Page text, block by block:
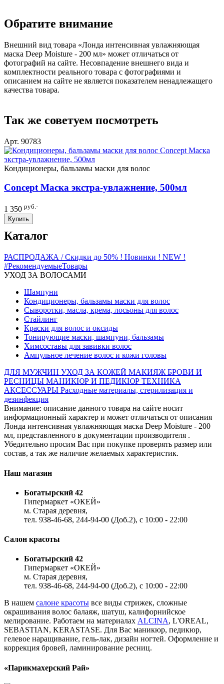
Обратите внимание
Внешний вид товара «Лонда интенсивная увлажняющая
маска Deep Moisture - 200 мл» может отличаться от
фотографий на сайте. Несовпадение внешнего вида и
комплектности реального товара с фотографиями и
описанием на сайте не является показателем ненадлежащего
качества товара.
Так же советуем посмотреть
Арт. 90783
Кондиционеры, бальзамы маски для волос
Concept Маска экстра-увлажнение, 500мл
1 350 руб.-
Купить
Каталог
РАСПРОДАЖА / Скидки до 50% ! Новинки ! NEW !
#РекомендуемыеТовары
УХОД ЗА ВОЛОСАМИ
Шампуни
Кондиционеры, бальзамы маски для волос
Сыворотки, масла, крема, лосьоны для волос
Стайлинг
Краски для волос и оксиды
Тонирующие маски, шампуни, бальзамы
Химсоставы для завивки волос
Ампульное лечение волос и кожи головы
ДЛЯ МУЖЧИН УХОД ЗА КОЖЕЙ МАКИЯЖБРОВИ И
РЕСНИЦЫ МАНИКЮР И ПЕДИКЮР ТЕХНИКА
АКСЕССУАРЫ Расходные материалы, стерилизация и
дезинфекция
Внимание: описание данного товара на сайте носит
информационный характер и может отличаться от описания
Лонда интенсивная увлажняющая маска Deep Moisture - 200
мл, представленного в документации производителя .
Убедительно просим Вас при покупке проверять размер или
состав, а так же наличие желаемых характеристик.
Наш магазин
Богатырский 42
Гипермаркет «ОКЕЙ»
м. Старая деревня,
тел. 938-46-68, 244-94-00 (Доб.2), c 10:00 - 22:00
Салон красоты
Богатырский 42
Гипермаркет «ОКЕЙ»
м. Старая деревня,
тел. 938-46-68, 244-94-00 (Доб.2), c 10:00 - 22:00
В нашем салоне красоты все виды стрижек, сложные
окрашивания волос балаяж, шатуш, калифорнийское
мелирование. Работаем на материалах ALCINA, L'OREAL,
SEBASTIAN, KERASTASE. Для Вас маникюр, педикюр,
гелевое наращивание, гель-лак, дизайн ногтей. Оформление и
коррекция бровей, ламинирование ресниц.
«Парикмахерский Рай»